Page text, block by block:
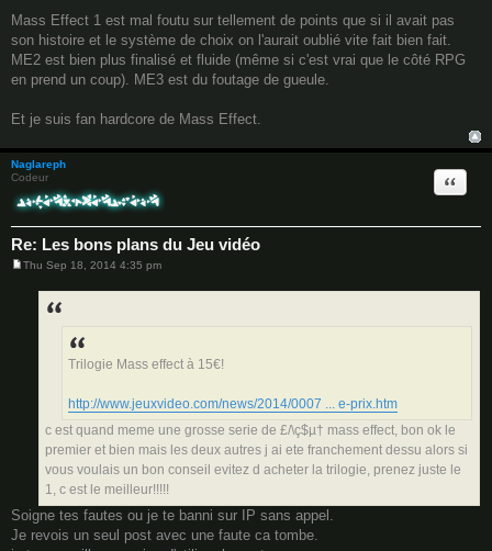
s
t
Mass Effect 1 est mal foutu sur tellement de points que si il avait pas
son histoire et le système de choix on l'aurait oublié vite fait bien fait.
ME2 est bien plus finalisé et fluide (même si c'est vrai que le côté RPG
en prend un coup). ME3 est du foutage de gueule.
Et je suis fan hardcore de Mass Effect.
Naglareph
Codeur
Re: Les bons plans du Jeu vidéo
Quote
Thu Sep 18, 2014 4:35 pm
Trilogie Mass effect à 15€!
http://www.jeuxvideo.com/news/2014/0007 ... e-prix.htm
c est quand meme une grosse serie de £/\ç$µ† mass effect, bon ok le
premier et bien mais les deux autres j ai ete franchement dessu alors si
vous voulais un bon conseil evitez d acheter la trilogie, prenez juste le
1, c est le meilleur!!!!!
Soigne tes fautes ou je te banni sur IP sans appel.
Je revois un seul post avec une faute ca tombe.